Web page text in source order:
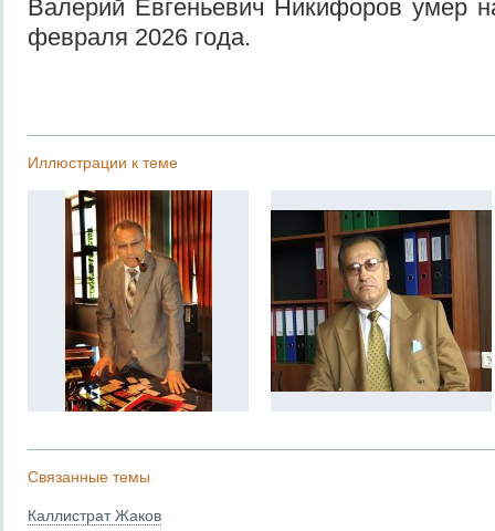
Валерий Евгеньевич Никифоров умер
февраля 2026 года.
Иллюстрации к теме
Связанные темы
Каллистрат Жаков